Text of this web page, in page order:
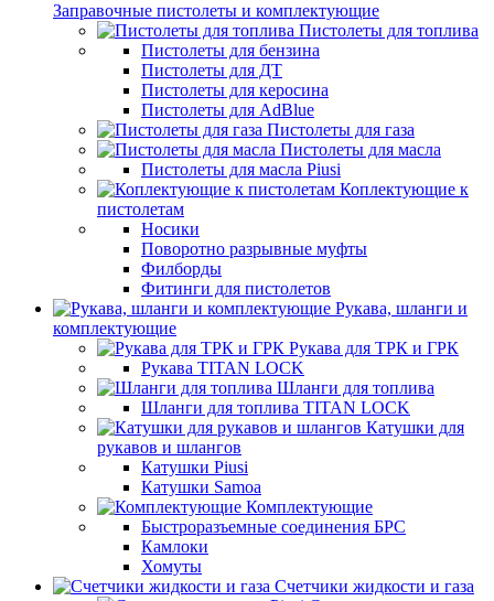
Заправочные пистолеты и комплектующие
Пистолеты для топлива
Пистолеты для бензина
Пистолеты для ДТ
Пистолеты для керосина
Пистолеты для AdBlue
Пистолеты для газа
Пистолеты для масла
Пистолеты для масла Piusi
Коплектующие к
пистолетам
Носики
Поворотно разрывные муфты
Филборды
Фитинги для пистолетов
Рукава, шланги и
комплектующие
Рукава для ТРК и ГРК
Рукава TITAN LOCK
Шланги для топлива
Шланги для топлива TITAN LOCK
Катушки для
рукавов и шлангов
Катушки Piusi
Катушки Samoa
Комплектующие
Быстроразъемные соединения БРС
Камлоки
Хомуты
Счетчики жидкости и газа